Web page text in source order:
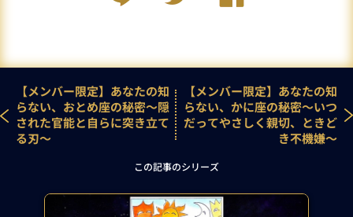
【メンバー限定】あなたの知
らない、おとめ座の秘密～隠
された官能と自らに突き立て
る刃～
【メンバー限定】あなたの知
らない、かに座の秘密～いつ
だってやさしく親切、ときど
き不機嫌～
この記事のシリーズ